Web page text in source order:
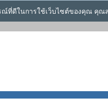
ที่ดีในการใช้เว็บไซต์ของคุณ คุณ